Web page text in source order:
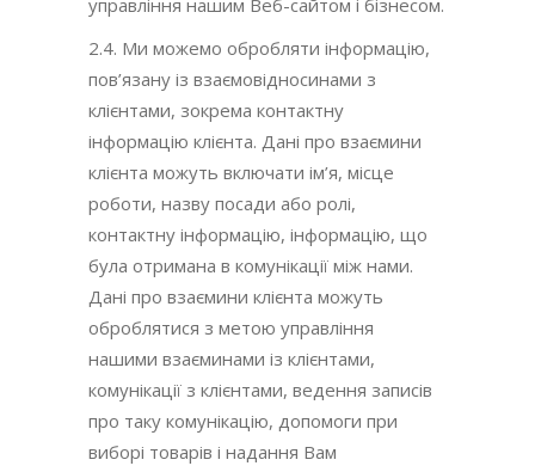
управління нашим Веб-сайтом і бізнесом.
2.4. Ми можемо обробляти інформацію,
пов’язану із взаємовідносинами з
клієнтами, зокрема контактну
інформацію клієнта. Дані про взаємини
клієнта можуть включати ім’я, місце
роботи, назву посади або ролі,
контактну інформацію, інформацію, що
була отримана в комунікації між нами.
Дані про взаємини клієнта можуть
оброблятися з метою управління
нашими взаєминами із клієнтами,
комунікації з клієнтами, ведення записів
про таку комунікацію, допомоги при
виборі товарів і надання Вам